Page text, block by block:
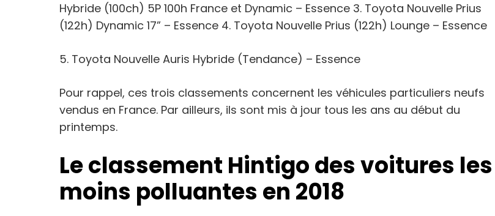
Hybride (100ch) 5P 100h France et Dynamic – Essence 3. Toyota Nouvelle Prius
(122h) Dynamic 17” – Essence 4. Toyota Nouvelle Prius (122h) Lounge – Essence
5. Toyota Nouvelle Auris Hybride (Tendance) – Essence
Pour rappel, ces trois classements concernent les véhicules particuliers neufs
vendus en France. Par ailleurs, ils sont mis à jour tous les ans au début du
printemps.
Le classement Hintigo des voitures les
moins polluantes en 2018